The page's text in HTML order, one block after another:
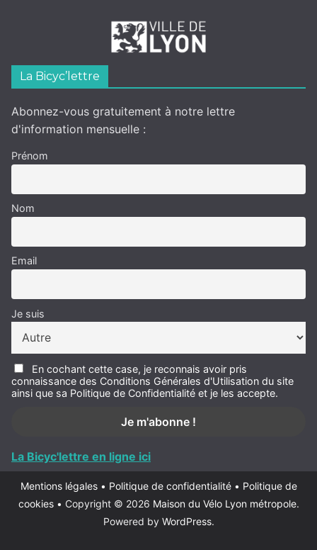
La Bicyc’lettre
Abonnez-vous gratuitement à notre lettre
d'information mensuelle :
Prénom
Nom
Email
Je suis
En cochant cette case, je reconnais avoir pris
connaissance des Conditions Générales d'Utilisation du site
ainsi que sa Politique de Confidentialité et je les accepte.
La Bicyc'lettre en ligne ici
Mentions légales • Politique de confidentialité • Politique de
cookies • Copyright © 2026 Maison du Vélo Lyon métropole.
Powered by WordPress.